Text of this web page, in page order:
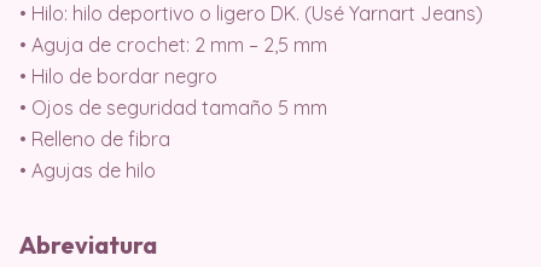
• Hilo: hilo deportivo o ligero DK. (Usé Yarnart Jeans)
• Aguja de crochet: 2 mm – 2,5 mm
• Hilo de bordar negro
• Ojos de seguridad tamaño 5 mm
• Relleno de fibra
• Agujas de hilo
Abreviatura